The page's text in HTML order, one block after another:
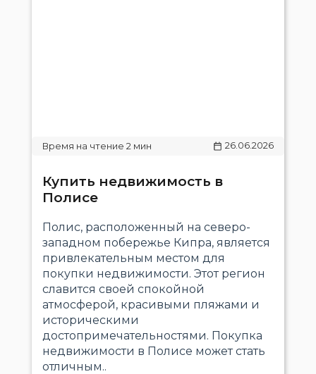
26.06.2026
Купить недвижимость в
Полисе
Полис, расположенный на северо-
западном побережье Кипра, является
привлекательным местом для
покупки недвижимости. Этот регион
славится своей спокойной
атмосферой, красивыми пляжами и
историческими
достопримечательностями. Покупка
недвижимости в Полисе может стать
отличным..